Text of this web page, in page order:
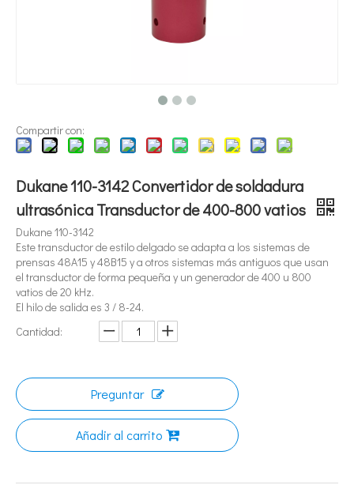
¿Qué es la tecnología de extracción de té ultrasónica?
Actualmente, la investigación sobre la extracción de antioxidantes
Compartir con:
Dukane 110-3142 Convertidor de soldadura
ultrasónica Transductor de 400-800 vatios
Dukane 110-3142
Este transductor de estilo delgado se adapta a los sistemas de
prensas 48A15 y 48B15 y a otros sistemas más antiguos que usan
el transductor de forma pequeña y un generador de 400 u 800
vatios de 20 kHz.
El hilo de salida es 3 / 8-24.
Cantidad:
Preguntar
Añadir al carrito